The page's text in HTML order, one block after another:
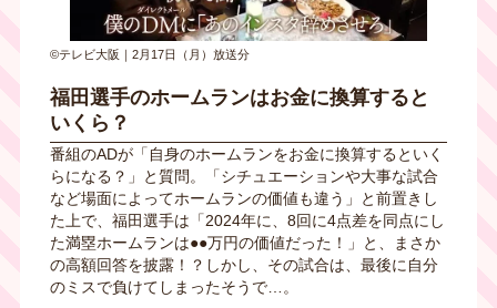
©テレビ大阪｜2月17日（月）放送分
福田選手のホームランはお金に換算すると
いくら？
番組のADが「自身のホームランをお金に換算するといく
らになる？」と質問。「シチュエーションや大事な試合
など場面によってホームランの価値も違う」と前置きし
た上で、福田選手は「2024年に、8回に4点差を同点にし
た満塁ホームランは●●万円の価値だった！」と、まさか
の高額回答を披露！？しかし、その試合は、最後に自分
のミスで負けてしまったそうで…。